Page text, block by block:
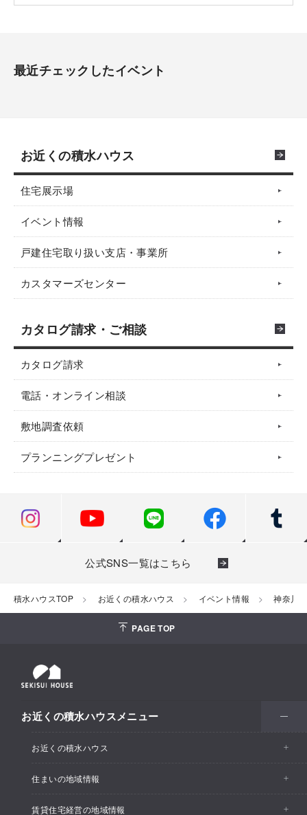
最近チェックしたイベント
お近くの積水ハウス
住宅展示場
イベント情報
戸建住宅取り扱い支店・事業所
カスタマーズセンター
カタログ請求・ご相談
カタログ請求
電話・オンライン相談
敷地調査依頼
プランニングプレゼント
公式SNS一覧はこちら
積水ハウスTOP お近くの積水ハウス イベント情報 神奈川
PAGE TOP
お近くの積水ハウスメニュー
お近くの積水ハウス
お近くの積水ハウストップ
住まいの地域情報
イベント情報
賃貸住宅経営の地域情報